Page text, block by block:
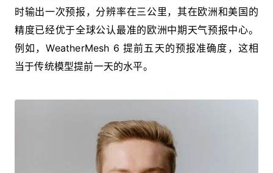
时输出一次预报，分辨率在三公里，其在欧洲和美国的
精度已经优于全球公认最准的欧洲中期天气预报中心。
例如，WeatherMesh 6 提前五天的预报准确度，这相
当于传统模型提前一天的水平。